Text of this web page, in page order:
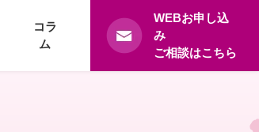
コラ
ム
WEBお申し込
み
ご相談はこちら